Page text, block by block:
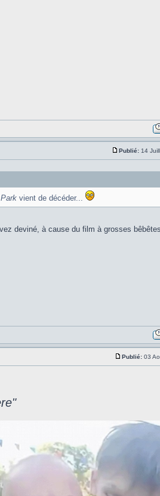
Publié:14
vient de décéder...
deviné, à cause du film à grosses bêbêtes
Publié:03